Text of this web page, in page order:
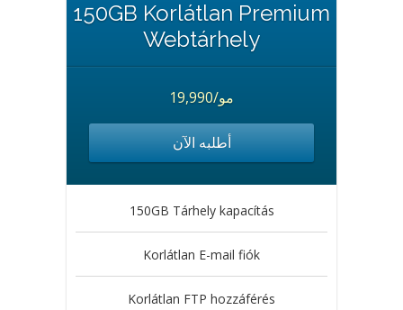
150GB Korlátlan Premium
Webtárhely
19,990/مو
أطلبه الآن
150GB Tárhely kapacítás
Korlátlan E-mail fiók
Korlátlan FTP hozzáférés